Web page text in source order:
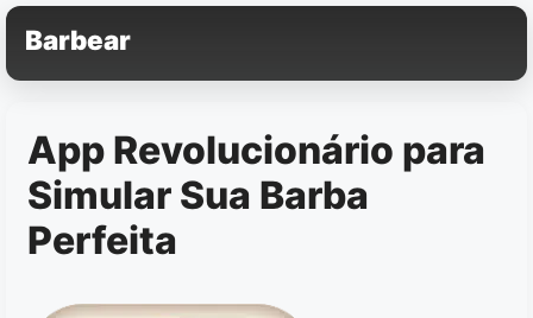
Pular
para
o
Barbear
App Revolucionário para
Simular Sua Barba
Perfeita